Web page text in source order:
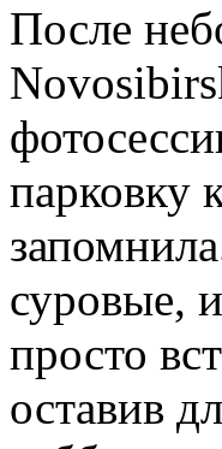
После
парковку
суровые,
просто
оставив